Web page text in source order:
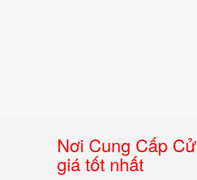
Nơi Cung Cấp
giá tốt nhất